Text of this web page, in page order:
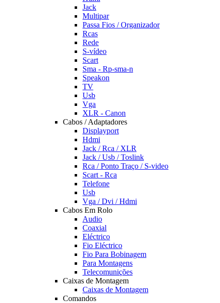
Jack
Multipar
Passa Fios / Organizador
Rcas
Rede
S-vídeo
Scart
Sma - Rp-sma-n
Speakon
TV
Usb
Vga
XLR - Canon
Cabos / Adaptadores
Displayport
Hdmi
Jack / Rca / XLR
Jack / Usb / Toslink
Rca / Ponto Traço / S-video
Scart - Rca
Telefone
Usb
Vga / Dvi / Hdmi
Cabos Em Rolo
Audio
Coaxial
Eléctrico
Fio Eléctrico
Fio Para Bobinagem
Para Montagens
Telecomunições
Caixas de Montagem
Caixas de Montagem
Comandos